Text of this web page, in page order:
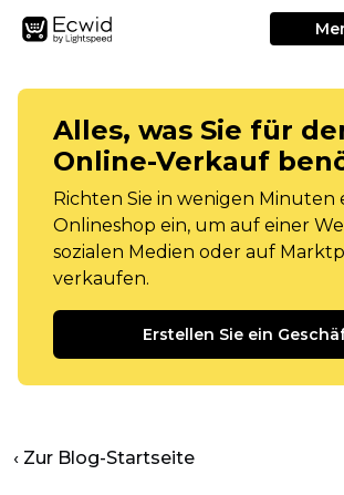
Alles, was Sie für
Online-Verkauf
Richten Sie in wenigen Minuten
Onlineshop ein, um auf einer
sozialen Medien oder auf
verkaufen.
Erstellen Sie ein
‹ Zur Blog-Startseite